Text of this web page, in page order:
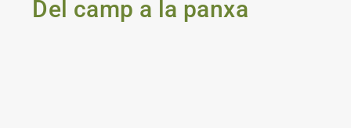
Del camp a la panxa